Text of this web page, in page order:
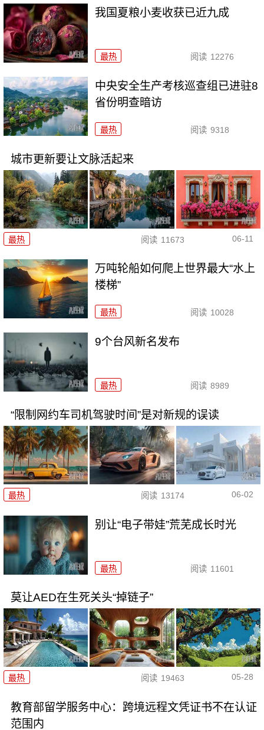
我国夏粮小麦收获已近九成
最热 阅读 12276
中央安全生产考核巡查组已进驻8
省份明查暗访
最热 阅读 9318
城市更新要让文脉活起来
最热 阅读 11673 06-11
万吨轮船如何爬上世界最大“水上
楼梯”
最热 阅读 10028
9个台风新名发布
最热 阅读 8989
“限制网约车司机驾驶时间”是对新规的误读
最热 阅读 13174 06-02
别让“电子带娃”荒芜成长时光
最热 阅读 11601
莫让AED在生死关头“掉链子”
最热 阅读 19463 05-28
教育部留学服务中心：跨境远程文凭证书不在认证
范围内